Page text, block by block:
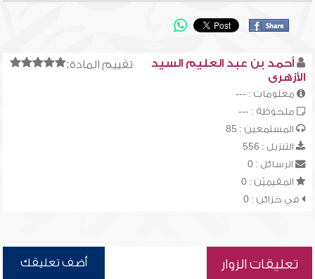
تقييم المادة:
أحمد بن عبد العليم السيد
الأزهرى
معلومات : ---
ملحوظة : ---
المستمعين : 85
التنزيل : 556
الرسائل : 0
المقيميّن : 0
في خزائن : 0
تعليقات الزوار أضف تعليقك